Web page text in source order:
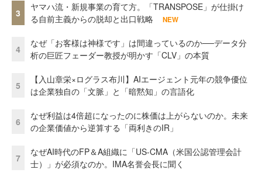
3
ヤマハ流・新規事業の育て方。「TRANSPOSE」が仕掛け
る自前主義からの脱却と出口戦略
NEW
4
なぜ「お客様は神様です」は間違っているのか──データ分
析の巨匠フェーダー教授が明かす「CLV」の本質
5
【入山章栄×ログラス布川】AIエージェント元年の競争優位
は企業独自の「文脈」と「暗黙知」の言語化
6
なぜ利益は4倍超になったのに株価は上がらないのか。未来
の企業価値から逆算する「両利きのIR」
7
なぜAI時代のFP＆A組織に「US-CMA（米国公認管理会計
士）」が必須なのか。IMA名誉会長に聞く